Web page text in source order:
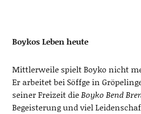
BoykosLeben heute
Mittlerweile spieltBoyko nicht
Er arbeitet bei Söffgein
seiner Freizeit dieBoyko Bend
Begeisterung und viel